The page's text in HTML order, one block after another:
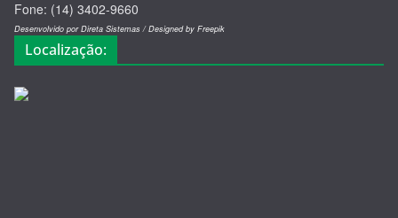
Fone: (14) 3402-9660
Desenvolvido por Direta Sistemas /Designed by Freepik
Localização: